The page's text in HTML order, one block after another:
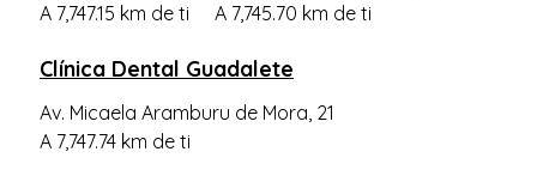
A 7,747.15 km de ti
A 7,745.70 km de ti
Clínica Dental Guadalete
Av. Micaela Aramburu de Mora, 21
A 7,747.74 km de ti